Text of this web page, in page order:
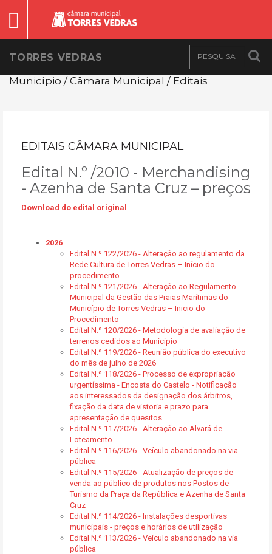
TORRES VEDRAS
Município / Câmara Municipal / Editais
EDITAIS CÂMARA MUNICIPAL
Edital N.º /2010 - Merchandising
- Azenha de Santa Cruz – preços
Download do edital original
2026
Edital N.º 122/2026 - Alteração ao regulamento da
Rede Cultura de Torres Vedras – Início do
procedimento
Edital N.º 121/2026 - Alteração ao Regulamento
Municipal da Gestão das Praias Marítimas do
Município de Torres Vedras – Inicio do
Procedimento
Edital N.º 120/2026 - Metodologia de avaliação de
terrenos cedidos ao Município
Edital N.º 119/2026 - Reunião pública do executivo
do mês de julho de 2026
Edital N.º 118/2026 - Processo de expropriação
urgentíssima - Encosta do Castelo - Notificação
aos interessados da designação dos árbitros,
fixação da data de vistoria e prazo para
apresentação de quesitos
Edital N.º 117/2026 - Alteração ao Alvará de
Loteamento
Edital N.º 116/2026 - Veículo abandonado na via
pública
Edital N.º 115/2026 - Atualização de preços de
venda ao público de produtos nos Postos de
Turismo da Praça da República e Azenha de Santa
Cruz
Edital N.º 114/2026 - Instalações desportivas
municipais - preços e horários de utilização
Edital N.º 113/2026 - Veículo abandonado na via
pública